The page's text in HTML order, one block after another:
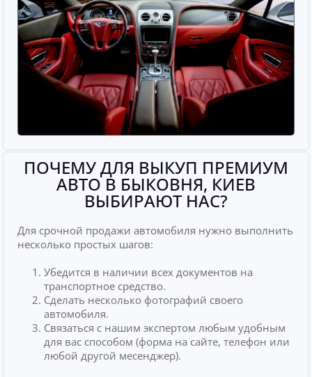
ПОЧЕМУ ДЛЯ ВЫКУП ПРЕМИУМ
АВТО В БЫКОВНЯ, КИЕВ
ВЫБИРАЮТ НАС?
Для срочной продажи автомобиля нужно выполнить
несколько простых шагов:
Убедится в наличии всех документов на
транспортное средство.
Сделать несколько фотографий своего
автомобиля.
Связаться с нашим экспертом любым удобным
для вас способом (форма на сайте, телефон или
любой другой месенджер).